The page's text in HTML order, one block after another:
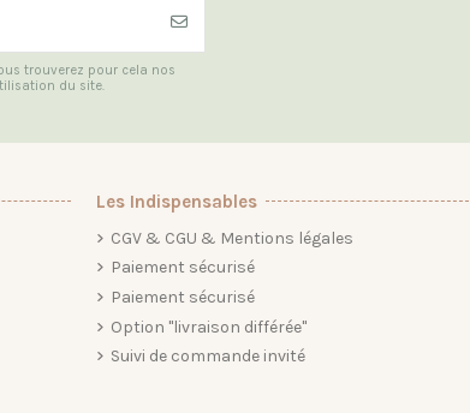
trouverez pour cela nos
du site.
Les Indispensables
CGV & CGU & Mentions légales
Paiement sécurisé
Paiement sécurisé
Option "livraison différée"
Suivi de commande invité